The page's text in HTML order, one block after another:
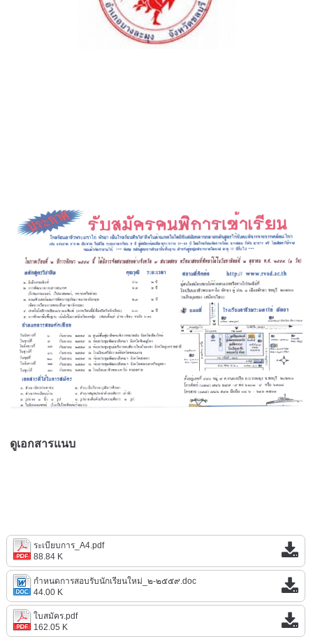
ดูเอกสารแนบ
ระเบียบการ_A4.pdf
88.84 K
กำหนดการสอบรับนักเรียนใหม่_๒-๒๕๕๙.doc
44.00 K
ใบสมัคร.pdf
162.05 K